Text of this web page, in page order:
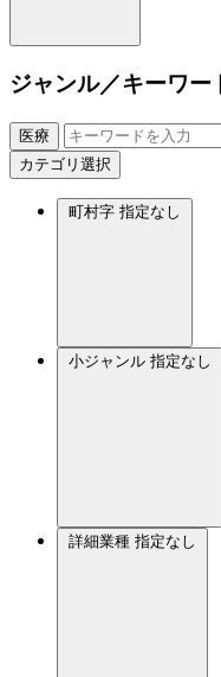
ジャンル／キーワー
医療
カテゴリ選択
町村字 指定なし
小ジャンル 指定なし
詳細業種 指定なし